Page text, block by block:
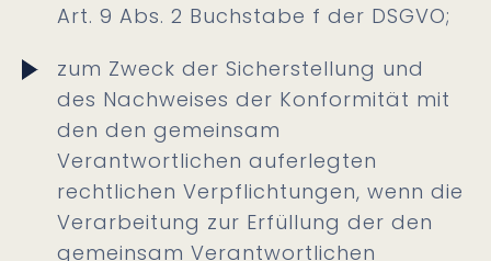
Art. 9 Abs. 2 Buchstabe f der DSGVO;
zum Zweck der Sicherstellung und
des Nachweises der Konformität mit
den den gemeinsam
Verantwortlichen auferlegten
rechtlichen Verpflichtungen, wenn die
Verarbeitung zur Erfüllung der den
gemeinsam Verantwortlichen